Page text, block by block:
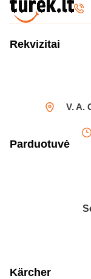
Rekvizitai
V. A.
Parduotuvė
Kärcher